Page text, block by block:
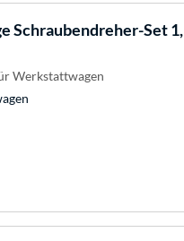
Schraubendreher-Set 1,
Werkstattwagen